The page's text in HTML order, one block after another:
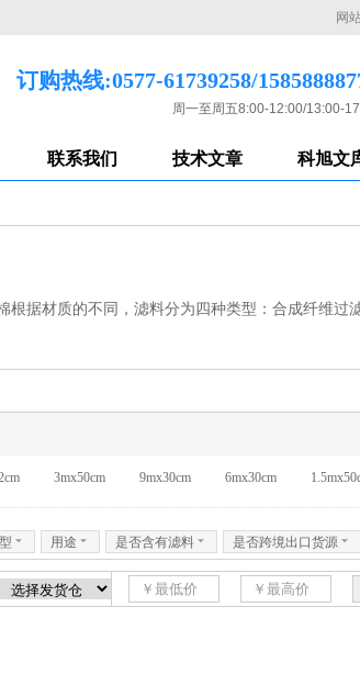
网
热线:0577-61739258/
周一至周五8:00-12:00/13:00-
联系我们 技术文章 科旭文
据材质的不同，滤料分为四种类型：合成纤维
3mx50cm 9mx30cm 6mx30cm
6 用途 6 是否含有滤料 6 是否跨境出口货源 6